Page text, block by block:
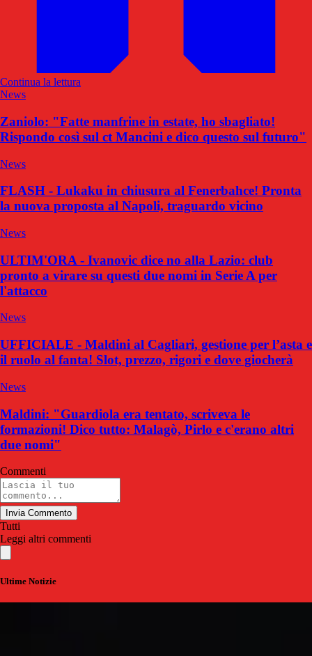
Continua la lettura
News
Zaniolo: "Fatte manfrine in estate, ho sbagliato!
Rispondo così sul ct Mancini e dico questo sul futuro"
News
FLASH - Lukaku in chiusura al Fenerbahce! Pronta
la nuova proposta al Napoli, traguardo vicino
News
ULTIM'ORA - Ivanovic dice no alla Lazio: club
pronto a virare su questi due nomi in Serie A per
l'attacco
News
UFFICIALE - Maldini al Cagliari, gestione per l’asta e
il ruolo al fanta! Slot, prezzo, rigori e dove giocherà
News
Maldini: "Guardiola era tentato, scriveva le
formazioni! Dico tutto: Malagò, Pirlo e c'erano altri
due nomi"
Commenti
Invia Commento
Tutti
Leggi altri commenti
Ultime Notizie